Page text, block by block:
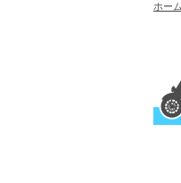
ホーム